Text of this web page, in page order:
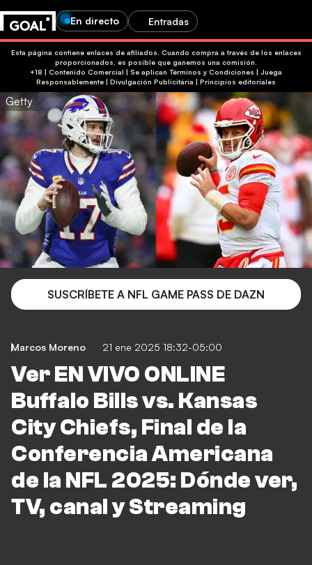
En directo Entradas
Esta página contiene enlaces de afiliados. Cuando compra a través de los enlaces
proporcionados, es posible que ganemos una comisión.
+18 | Contenido Comercial | Se aplican Términos y Condiciones | Juega
Responsablemente | Divulgación Publicitária | Principios editoriales
Getty
SUSCRÍBETE A NFL GAME PASS DE DAZN
Marcos Moreno 21 ene 2025 18:32-05:00
Ver EN VIVO ONLINE
Buffalo Bills vs. Kansas
City Chiefs, Final de la
Conferencia Americana
de la NFL 2025: Dónde ver,
TV, canal y Streaming